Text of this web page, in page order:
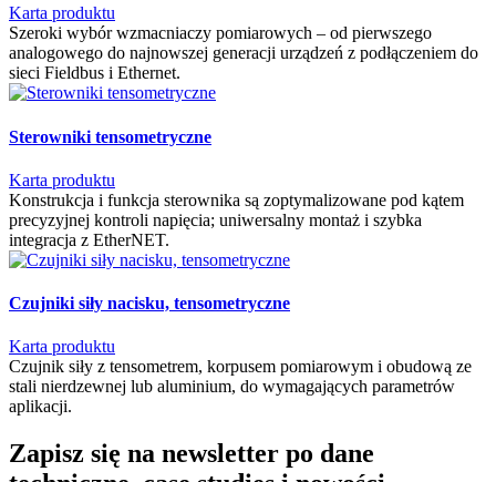
Karta produktu
Szeroki wybór wzmacniaczy pomiarowych – od pierwszego
analogowego do najnowszej generacji urządzeń z podłączeniem do
sieci Fieldbus i Ethernet.
Sterowniki tensometryczne
Karta produktu
Konstrukcja i funkcja sterownika są zoptymalizowane pod kątem
precyzyjnej kontroli napięcia; uniwersalny montaż i szybka
integracja z EtherNET.
Czujniki siły nacisku, tensometryczne
Karta produktu
Czujnik siły z tensometrem, korpusem pomiarowym i obudową ze
stali nierdzewnej lub aluminium, do wymagających parametrów
aplikacji.
Zapisz się na newsletter po dane